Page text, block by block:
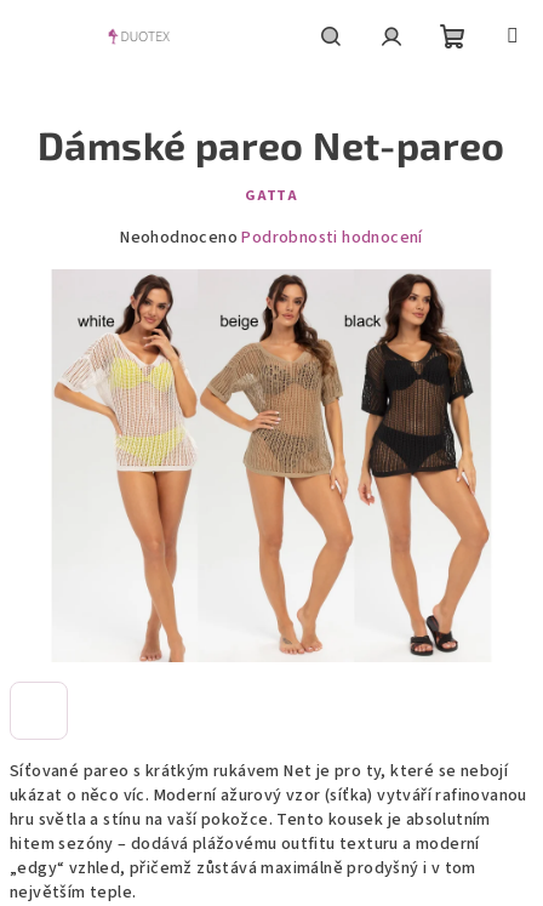
košík
Síťované pareo s krátkým rukávem Net je pro ty, které se nebojí
ukázat o něco víc. Moderní ažurový vzor (síťka) vytváří rafinovanou
hru světla a stínu na vaší pokožce. Tento kousek je absolutním
hitem sezóny – dodává plážovému outfitu texturu a moderní
„edgy“ vzhled, přičemž zůstává maximálně prodyšný i v tom
největším teple.
Dámské pareo Net-pareo
GATTA
Průměrné
produktu
je
0,0
z
5
hvězdiček.
Neohodnoceno Podrobnosti hodnocení